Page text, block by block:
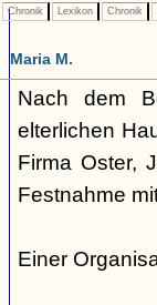
Chronik Lexikon Chronik
Maria M.
Nach dem
elterlichen
Firma Oster,
Festnahme
Einer